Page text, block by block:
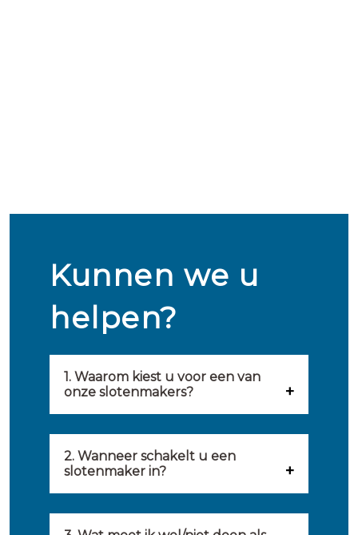
Kunnen we u
helpen?
1. Waarom kiest u voor een van
onze slotenmakers?
geselecteerd op kwaliteit,
2. Wanneer schakelt u een
slotenmaker in?